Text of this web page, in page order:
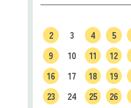
2
3 4 5
9
10 11 12
16
17 18 19
23
24 25 26